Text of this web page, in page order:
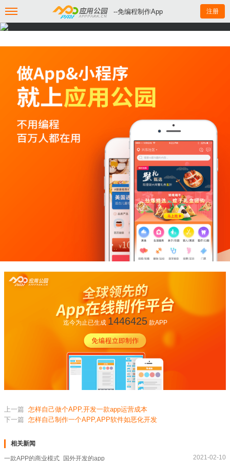
--免编程制作App 注册
迄今为止已生成 1446425款APP
上一篇 怎样自己做个APP,开发一款app运营成本
下一篇 怎样自己制作一个APP,APP软件如恶化开发
相关新闻
一款APP的商业模式_国外开发的app 2021-02-10